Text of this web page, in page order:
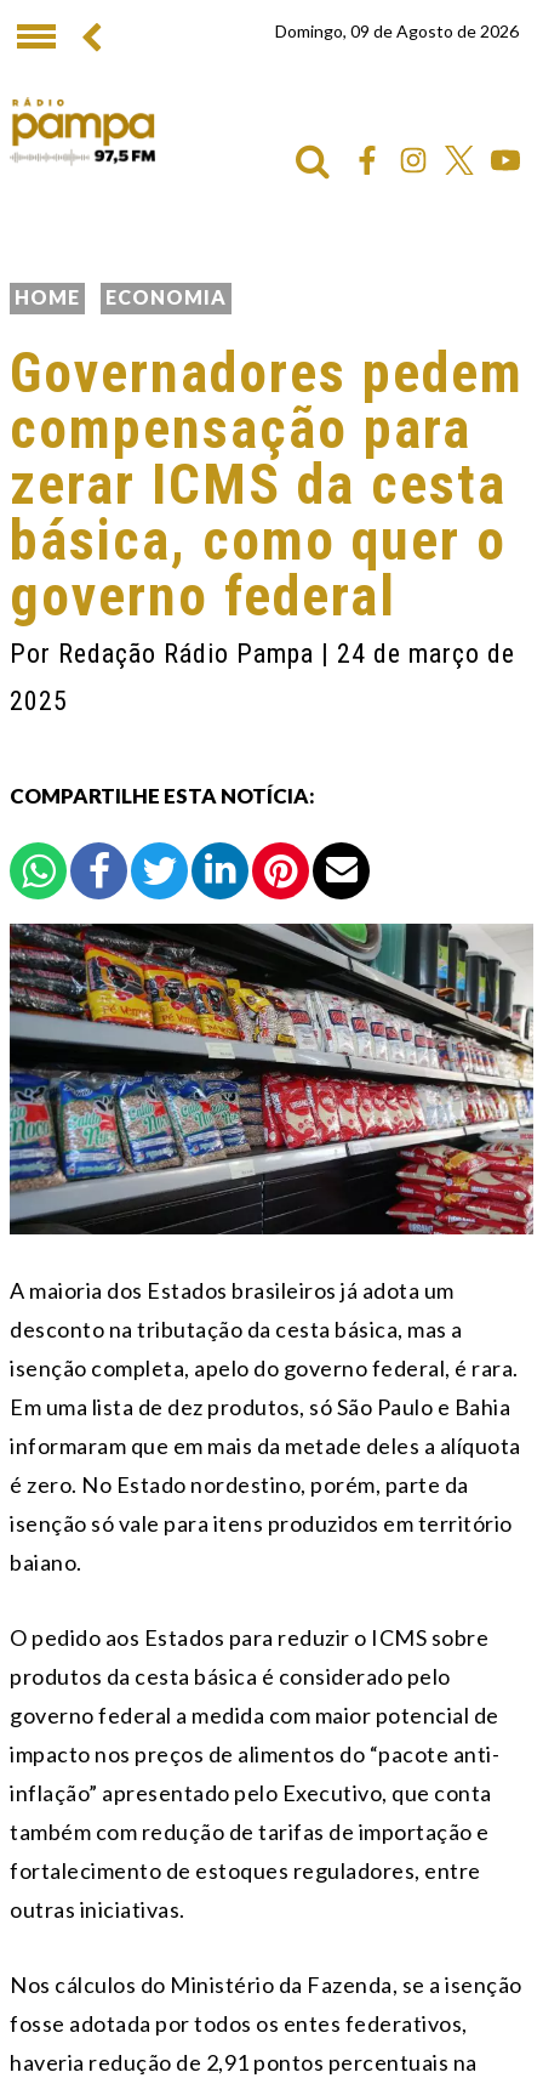
Domingo, 09 de Agosto de 2026
HOME ECONOMIA
Governadores pedem
compensação para
zerar ICMS da cesta
básica, como quer o
governo federal
Por Redação Rádio Pampa | 24 de março de
2025
COMPARTILHE ESTA NOTÍCIA:
A maioria dos Estados brasileiros já adota um
desconto na tributação da cesta básica, mas a
isenção completa, apelo do governo federal, é rara.
Em uma lista de dez produtos, só São Paulo e Bahia
informaram que em mais da metade deles a alíquota
é zero. No Estado nordestino, porém, parte da
isenção só vale para itens produzidos em território
baiano.
O pedido aos Estados para reduzir o ICMS sobre
produtos da cesta básica é considerado pelo
governo federal a medida com maior potencial de
impacto nos preços de alimentos do “pacote anti-
inflação” apresentado pelo Executivo, que conta
também com redução de tarifas de importação e
fortalecimento de estoques reguladores, entre
outras iniciativas.
Nos cálculos do Ministério da Fazenda, se a isenção
fosse adotada por todos os entes federativos,
haveria redução de 2,91 pontos percentuais na